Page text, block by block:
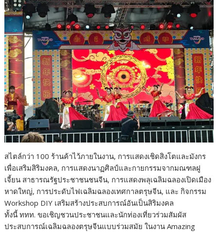
สไตล์กว่า 100 ร้านค้าไว้ภายในงาน, การแสดงเชิดสิงโตและมังกร
เพื่อเสริมสิริมงคล, การแสดงนาฏศิลป์และกายกรรมจากมณฑลฝู
เจี้ยน สาธารณรัฐประชาชนชนจีน, การแสดงพลุเฉลิมฉลองเปิดเมือง
หาดใหญ่, การประดับไฟเฉลิมฉลองเทศกาลตรุษจีน, และ กิจกรรม
Workshop DIY เสริมสร้างประสบการณ์อันเป็นสิริมงคล
ทั้งนี้ ททท. ขอเชิญชวนประชาชนและนักท่องเที่ยวร่วมสัมผัส
ประสบการณ์เฉลิมฉลองตรุษจีนแบบร่วมสมัย ในงาน Amazing